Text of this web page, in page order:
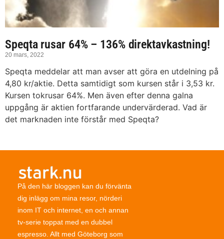
Speqta rusar 64% – 136% direktavkastning!
20 mars, 2022
Speqta meddelar att man avser att göra en utdelning på
4,80 kr/aktie. Detta samtidigt som kursen står i 3,53 kr.
Kursen tokrusar 64%. Men även efter denna galna
uppgång är aktien fortfarande undervärderad. Vad är
det marknaden inte förstår med Speqta?
På den här bloggen kan du förvänta
dig inlägg om mina resor, nörderi
inom IT och internet, en och annan
tv-serie toppat med en dubbel
espresso. Allt med Göteborg som